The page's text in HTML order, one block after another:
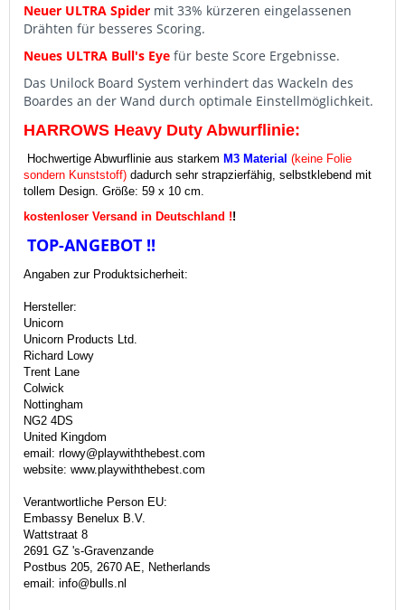
Neuer ULTRA Spider mit 33% kürzeren eingelassenen
Drähten für besseres Scoring.
Neues ULTRA Bull's Eye für beste Score Ergebnisse.
Das Unilock Board System verhindert das Wackeln des
Boardes an der Wand durch optimale Einstellmöglichkeit.
HARROWS Heavy Duty Abwurflinie:
Hochwertige Abwurflinie aus starkem M3 Material (keine Folie
sondern Kunststoff) dadurch sehr strapzierfähig, selbstklebend mit
tollem Design. Größe: 59 x 10 cm.
kostenloser Versand in Deutschland !!
TOP-ANGEBOT !!
Angaben zur Produktsicherheit:
Hersteller:
Unicorn
Unicorn Products Ltd.
Richard Lowy
Trent Lane
Colwick
Nottingham
NG2 4DS
United Kingdom
email: rlowy@playwiththebest.com
website: www.playwiththebest.com
Verantwortliche Person EU:
Embassy Benelux B.V.
Wattstraat 8
2691 GZ 's-Gravenzande
Postbus 205, 2670 AE, Netherlands
email: info@bulls.nl